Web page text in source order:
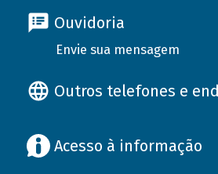
Ouvidoria
Envie sua mensagem
Outros telefones e
Acesso à informação